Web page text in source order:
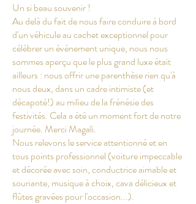
Un si beau souvenir !
Au delà du fait de nous faire conduire à bord
d'un véhicule au cachet exceptionnel pour
célébrer un événement unique, nous nous
sommes aperçu que le plus grand luxe était
ailleurs : nous offrir une parenthèse rien qu'à
nous deux, dans un cadre intimiste (et
décapoté!) au milieu de la frénésie des
festivités. Cela a été un moment fort de notre
journée. Merci Magali.
Nous relevons le service attentionné et en
tous points professionnel (voiture impeccable
et décorée avec soin, conductrice aimable et
souriante, musique à choix, cava délicieux et
flûtes gravées pour l'occasion...).